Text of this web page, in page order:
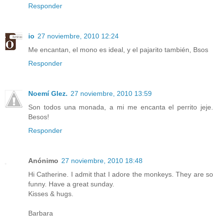
Responder
io 27 noviembre, 2010 12:24
Me encantan, el mono es ideal, y el pajarito también, Bsos
Responder
Noemí Glez. 27 noviembre, 2010 13:59
Son todos una monada, a mi me encanta el perrito jeje.
Besos!
Responder
Anónimo 27 noviembre, 2010 18:48
Hi Catherine. I admit that I adore the monkeys. They are so
funny. Have a great sunday.
Kisses & hugs.
Barbara